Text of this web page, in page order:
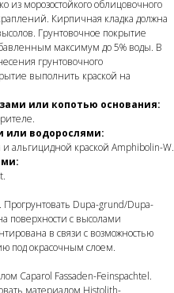
из морозостойкого облицовочного
Кирпичная кладка должна
Грунтовочное покрытие
максимум до 5% воды. В
грунтовочного
выполнить краской на
или копотью основания:
или водорослями:
альгицидной краской Amphibolin-W.
Dupa-grund/Dupa-
поверхности с высолами
в связи с возможностью
под окрасочным слоем.
Caparol Fassaden-Feinspachtel.